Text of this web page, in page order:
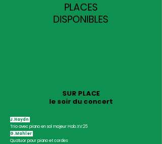
Mahler’s Quatuor pour piano et cordes, which is the
composer’s one and only chamber music piece, as his other
works appear to have been lost.
PLACES
DISPONIBLES
SUR PLACE
le soir du concert
J.Haydn
Trio avec piano en sol majeur Hob.XV:25
G.Mahler
Quatuor pour piano et cordes